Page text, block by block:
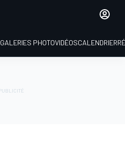
GALERIES PHOTOVIDÉOSCALENDRIER